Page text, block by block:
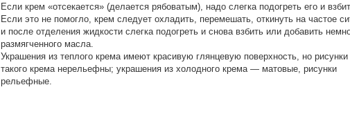
Если крем «отсекается» (делается рябоватым), надо слегка подогреть его и
Если это не помогло, крем следует охладить, перемешать, откинуть на частое
и после отделения жидкости слегка подогреть и снова взбить или добавить
размягченного масла.
Украшения из теплого крема имеют красивую глянцевую поверхность, но рисунки
такого крема нерельефны; украшения из холодного крема — матовые, рисунки
рельефные.